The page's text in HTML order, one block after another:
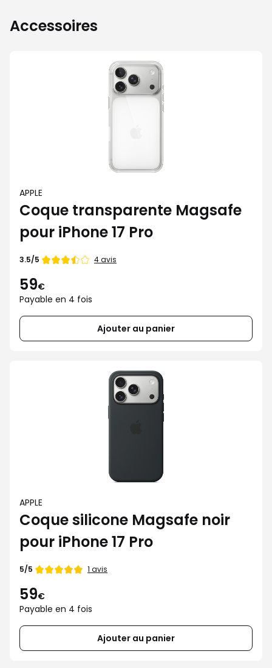
Accessoires
APPLE
Coque transparente Magsafe
pour iPhone 17 Pro
Note
3.5/5 4 avis
59€
Payable en 4 fois
Ajouter au panier
APPLE
Coque silicone Magsafe noir
pour iPhone 17 Pro
Note
5/5 1 avis
59€
Payable en 4 fois
Ajouter au panier